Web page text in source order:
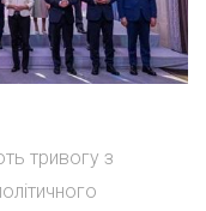
тривогу з